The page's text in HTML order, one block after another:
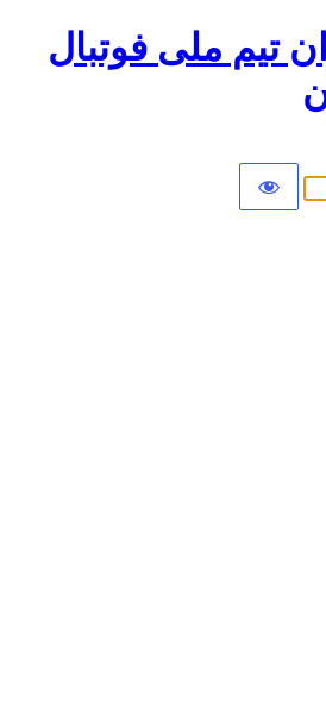
تیم ملی فوتبال